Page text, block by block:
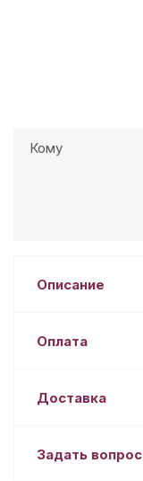
Кому
Описание
Оплата
Доставка
Задать вопрос